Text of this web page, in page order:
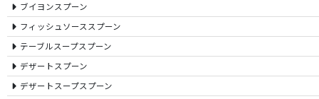
ブイヨンスプーン
フィッシュソーススプーン
テーブルスープスプーン
デザートスプーン
デザートスープスプーン